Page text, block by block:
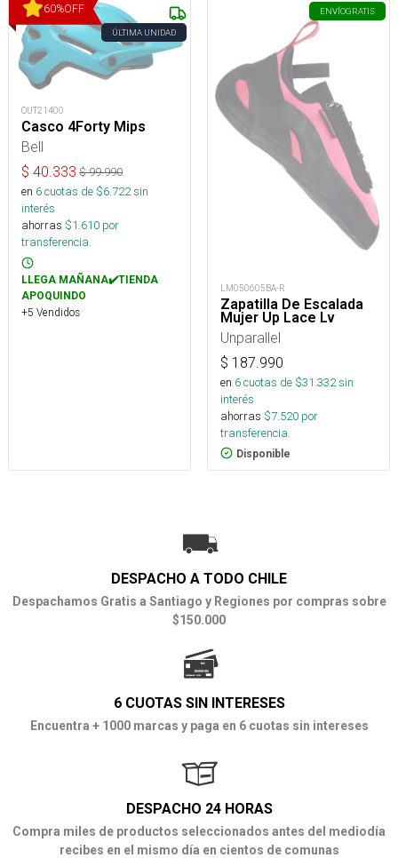
60%OFF
ÚLTIMA UNIDAD
OUT21400
Casco 4Forty Mips
Bell
$ 40.333 $99.990
en 6cuotas de $6.722sin
interés
ahorras $1.610 por
transferencia.
LLEGA MAÑANA✔️TIENDA
APOQUINDO
+5 Vendidos
ENVÍOGRATIS
LM050605BA-R
Zapatilla De Escalada
Mujer Up Lace Lv
Unparallel
$ 187.990
en 6cuotas de $31.332sin
interés
ahorras $7.520 por
transferencia.
Disponible
DESPACHO A TODO CHILE
Despachamos Gratis a Santiago y Regiones por compras sobre
$150.000
6 CUOTAS SIN INTERESES
Encuentra + 1000 marcas y paga en 6 cuotas sin intereses
DESPACHO 24 HORAS
Compra miles de productos seleccionados antes del mediodía
recibes en el mismo día en cientos de comunas